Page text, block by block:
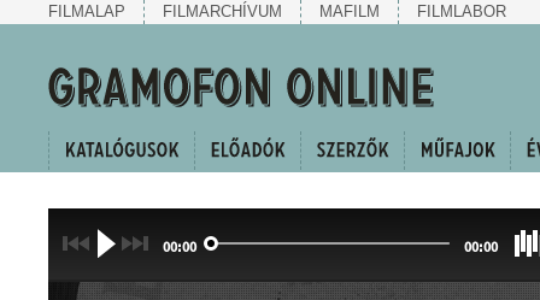
FILMALAP FILMARCHÍVUM MAFILM FILMLABOR
00:00 00:00